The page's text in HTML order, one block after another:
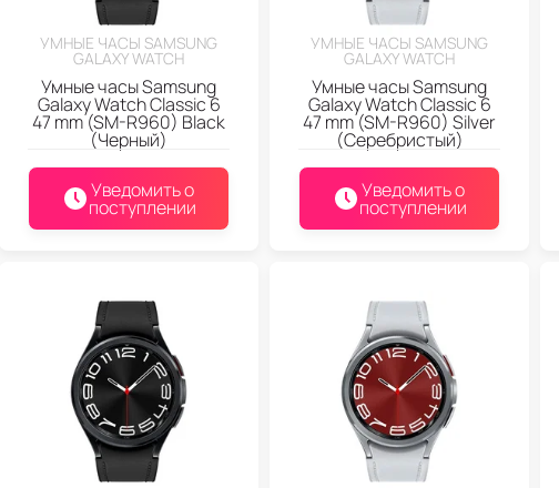
УМНЫЕ ЧАСЫ SAMSUNG
GALAXY WATCH
Умные часы Samsung
Galaxy Watch Classic 6
47 mm (SM-R960) Black
(Черный)
Уведомить о
поступлении
УМНЫЕ ЧАСЫ SAMSUNG
GALAXY WATCH
Умные часы Samsung
Galaxy Watch Classic 6
47 mm (SM-R960) Silver
(Серебристый)
Уведомить о
поступлении